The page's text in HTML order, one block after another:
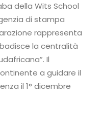
della Wits School
di stampa
rappresenta
la centralità
Il
a guidare il
il 1° dicembre